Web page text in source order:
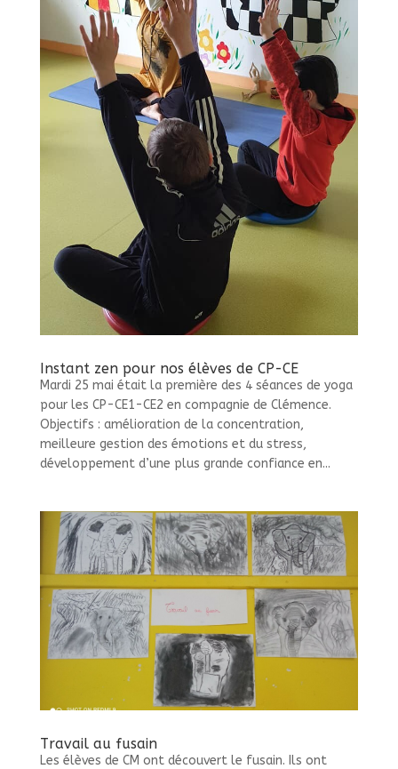
Instant zen pour nos élèves de CP-CE
Mardi 25 mai était la première des 4 séances de yoga
pour les CP-CE1-CE2 en compagnie de Clémence.
Objectifs : amélioration de la concentration,
meilleure gestion des émotions et du stress,
développement d’une plus grande confiance en...
Travail au fusain
Les élèves de CM ont découvert le fusain. Ils ont